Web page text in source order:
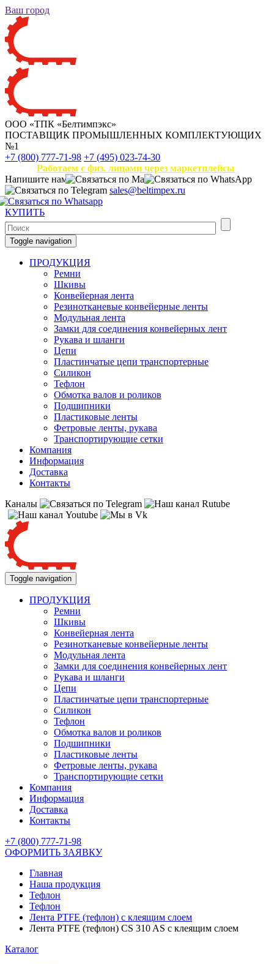
Ваш город
ООО «ТПК «Белтимпэкс»
ПОСТАВЩИК ПРОМЫШЛЕННЫХ КОМПЛЕКТУЮЩИХ
№1
+7 (800) 777-71-98 +7 (495) 023-74-30
Работаем с физ. лицами через маркетплейсы
Напишите нам
sales@beltimpex.ru
КУПИТЬ
Toggle navigation
ПРОДУКЦИЯ
Ремни
Шкивы
Конвейерная лента
Резинотканевые конвейерные ленты
Модульная лента
Замки для соединения конвейерных лент
Рукава и шланги
Цепи
Пластинчатые цепи транспортерные
Силикон
Тефлон
Обмотка валов и роликов
Подшипники
Пластиковые ленты
Фетровые ленты, рукава
Транспортирующие сетки
Компания
Информация
Доставка
Контакты
Каналы
Toggle navigation
ПРОДУКЦИЯ
Ремни
Шкивы
Конвейерная лента
Резинотканевые конвейерные ленты
Модульная лента
Замки для соединения конвейерных лент
Рукава и шланги
Цепи
Пластинчатые цепи транспортерные
Силикон
Тефлон
Обмотка валов и роликов
Подшипники
Пластиковые ленты
Фетровые ленты, рукава
Транспортирующие сетки
Компания
Информация
Доставка
Контакты
+7 (800) 777-71-98
ОФОРМИТЬ ЗАЯВКУ
Главная
Наша продукция
Тефлон
Тефлон
Лента PTFE (тефлон) с клеящим слоем
Лента PTFE (тефлон) CS 310 AS с клеящим слоем
Каталог